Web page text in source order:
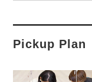
Pickup Plan